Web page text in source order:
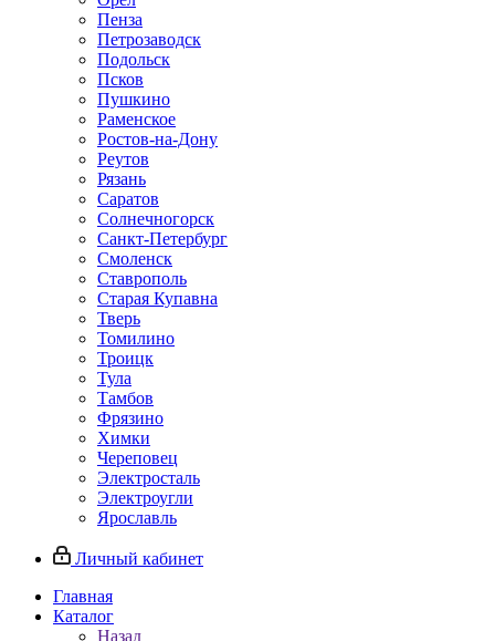
Пенза
Петрозаводск
Подольск
Псков
Пушкино
Раменское
Ростов-на-Дону
Реутов
Рязань
Саратов
Солнечногорск
Санкт-Петербург
Смоленск
Ставрополь
Старая Купавна
Тверь
Томилино
Троицк
Тула
Тамбов
Фрязино
Химки
Череповец
Электросталь
Электроугли
Ярославль
Личный кабинет
Главная
Каталог
Назад